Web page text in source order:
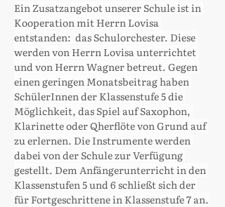
Ein Zusatzangebot unserer Schule ist in
Kooperation mit Herrn Lovisa
entstanden:  das Schulorchester. Diese
werden von Herrn Lovisa unterrichtet
und von Herrn Wagner betreut. Gegen
einen geringen Monatsbeitrag haben
SchülerInnen der Klassenstufe 5 die
Möglichkeit, das Spiel auf Saxophon,
Klarinette oder Qherflöte von Grund auf
zu erlernen. Die Instrumente werden
dabei von der Schule zur Verfügung
gestellt. Dem Anfängerunterricht in den
Klassenstufen 5 und 6 schließt sich der
für Fortgeschrittene in Klassenstufe 7 an.